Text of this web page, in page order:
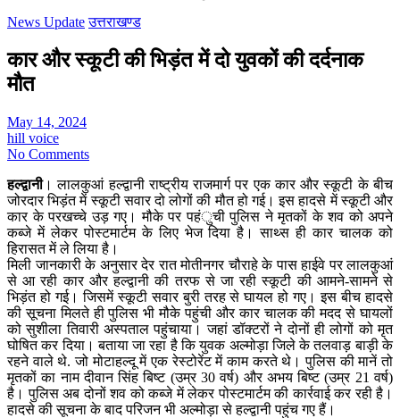
News Update उत्तराखण्ड
कार और स्कूटी की भिड़ंत में दो युवकों की दर्दनाक
मौत
May 14, 2024
hill voice
No Comments
हल्द्वानी। लालकुआं हल्द्वानी राष्ट्रीय राजमार्ग पर एक कार और स्कूटी के बीच
जोरदार भिड़ंत में स्कूटी सवार दो लोगों की मौत हो गई। इस हादसे में स्कूटी और
कार के परखच्चे उड़ गए। मौके पर पहंुची पुलिस ने मृतकों के शव को अपने
कब्जे में लेकर पोस्टमार्टम के लिए भेज दिया है। साथ्स ही कार चालक को
हिरासत में ले लिया है।
मिली जानकारी के अनुसार देर रात मोतीनगर चौराहे के पास हाईवे पर लालकुआं
से आ रही कार और हल्द्वानी की तरफ से जा रही स्कूटी की आमने-सामने से
भिड़ंत हो गई। जिसमें स्कूटी सवार बुरी तरह से घायल हो गए। इस बीच हादसे
की सूचना मिलते ही पुलिस भी मौके पहुंची और कार चालक की मदद से घायलों
को सुशीला तिवारी अस्पताल पहुंचाया। जहां डॉक्टरों ने दोनों ही लोगों को मृत
घोषित कर दिया। बताया जा रहा है कि युवक अल्मोड़ा जिले के तलवाड़ बाड़ी के
रहने वाले थे. जो मोटाहल्दू में एक रेस्टोरेंट में काम करते थे। पुलिस की मानें तो
मृतकों का नाम दीवान सिंह बिष्ट (उम्र 30 वर्ष) और अभय बिष्ट (उम्र 21 वर्ष)
है। पुलिस अब दोनों शव को कब्जे में लेकर पोस्टमार्टम की कार्रवाई कर रही है।
हादसे की सूचना के बाद परिजन भी अल्मोड़ा से हल्द्वानी पहुंच गए हैं।